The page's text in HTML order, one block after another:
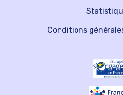
Conditions